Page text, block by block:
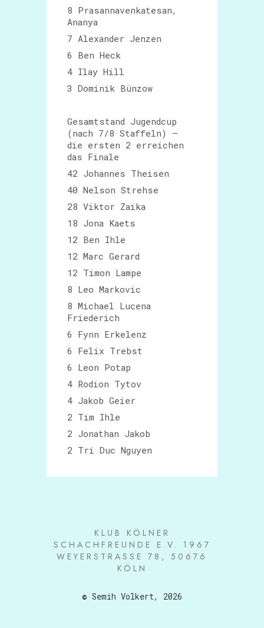
8 Prasannavenkatesan,
Ananya
7 Alexander Jenzen
6 Ben Heck
4 Ilay Hill
3 Dominik Bünzow
Gesamtstand Jugendcup
(nach 7/8 Staffeln) –
die ersten 2 erreichen
das Finale
42 Johannes Theisen
40 Nelson Strehse
28 Viktor Zaika
18 Jona Kaets
12 Ben Ihle
12 Marc Gerard
12 Timon Lampe
8 Leo Markovic
8 Michael Lucena
Friederich
6 Fynn Erkelenz
6 Felix Trebst
6 Leon Potap
4 Rodion Tytov
4 Jakob Geier
2 Tim Ihle
2 Jonathan Jakob
2 Tri Duc Nguyen
KLUB KÖLNER
SCHACHFREUNDE E.V. 1967
WEYERSTRASSE 78, 50676 K
ÖLN
© Semih Volkert, 2026